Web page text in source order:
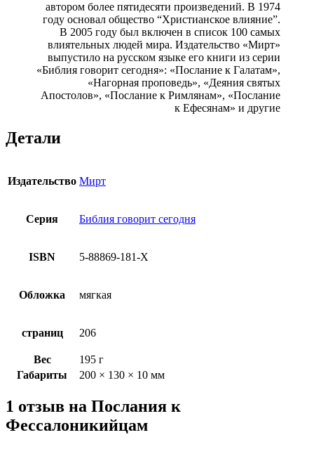
автором более пятидесяти произведений. В 1974
году основал общество “Христианское влияние”.
В 2005 году был включен в список 100 самых
влиятельных людей мира. Издательство «Мирт»
выпустило на русском языке его книги из серии
«Библия говорит сегодня»: «Послание к Галатам»,
«Нагорная проповедь», «Деяния святых
Апостолов», «Послание к Римлянам», «Послание
к Ефесянам» и другие
Детали
Издательство Мирт
Серия Библия говорит сегодня
ISBN 5-88869-181-X
Обложка мягкая
страниц 206
Вес
195 г
Габариты
200 × 130 × 10 мм
1 отзыв на Послания к
Фессалоникийцам